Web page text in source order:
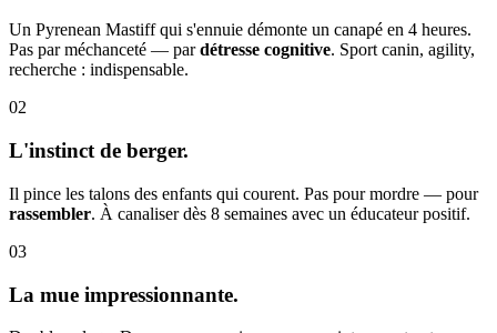
Un Pyrenean Mastiff qui s'ennuie démonte un canapé en 4 heures.
Pas par méchanceté — pardétresse cognitive. Sport canin, agility,
recherche : indispensable.
02
L'instinct de berger.
Il pince les talons des enfants qui courent. Pas pour mordre — pour
rassembler. À canaliser dès 8 semaines avec un éducateur positif.
03
La mue impressionnante.